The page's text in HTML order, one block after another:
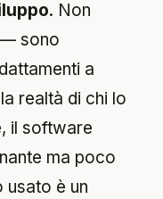
. Non
— sono
a
realtà di chi lo
il software
ma poco
usato è un